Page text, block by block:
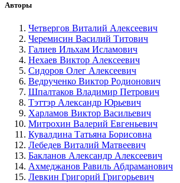
Авторы
Четвергов Виталий Алексеевич
Черемисин Василий Титович
Галиев Ильхам Исламович
Нехаев Виктор Алексеевич
Сидоров Олег Алексеевич
Ведрученко Виктор Родионович
Шпалтаков Владимир Петрович
Тэттэр Александр Юрьевич
Харламов Виктор Васильевич
Митрохин Валерий Евгеньевич
Кувалдина Татьяна Борисовна
Лебедев Виталий Матвеевич
Бакланов Александр Алексеевич
Ахмеджанов Равиль Абдраманович
Левкин Григорий Григорьевич